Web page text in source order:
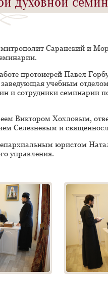
Саранский и
протоиерей Павел
учебным
и сотрудники семинарии
Виктором Хохловым,
Селезневым и
юристом
управления.